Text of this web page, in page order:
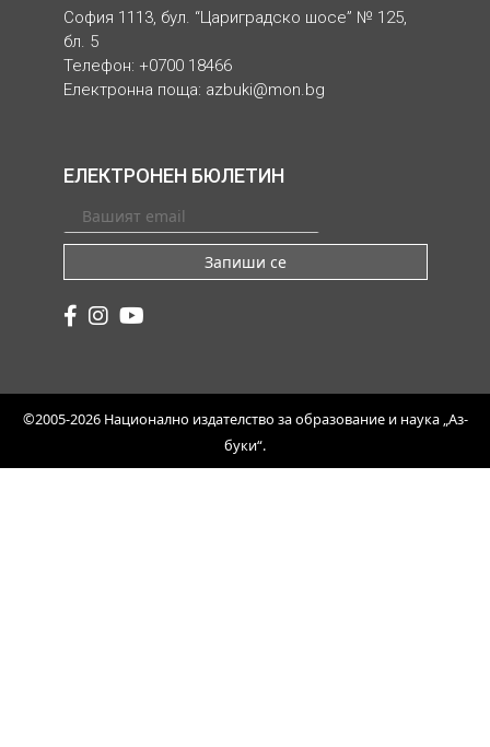
София 1113, бул. “Цариградско шосе” № 125,
бл. 5
Телефон: +0700 18466
Електронна поща: azbuki@mon.bg
ЕЛЕКТРОНЕН БЮЛЕТИН
Запиши се
©2005-2026 Национално издателство за образование и наука „Аз-
буки“.